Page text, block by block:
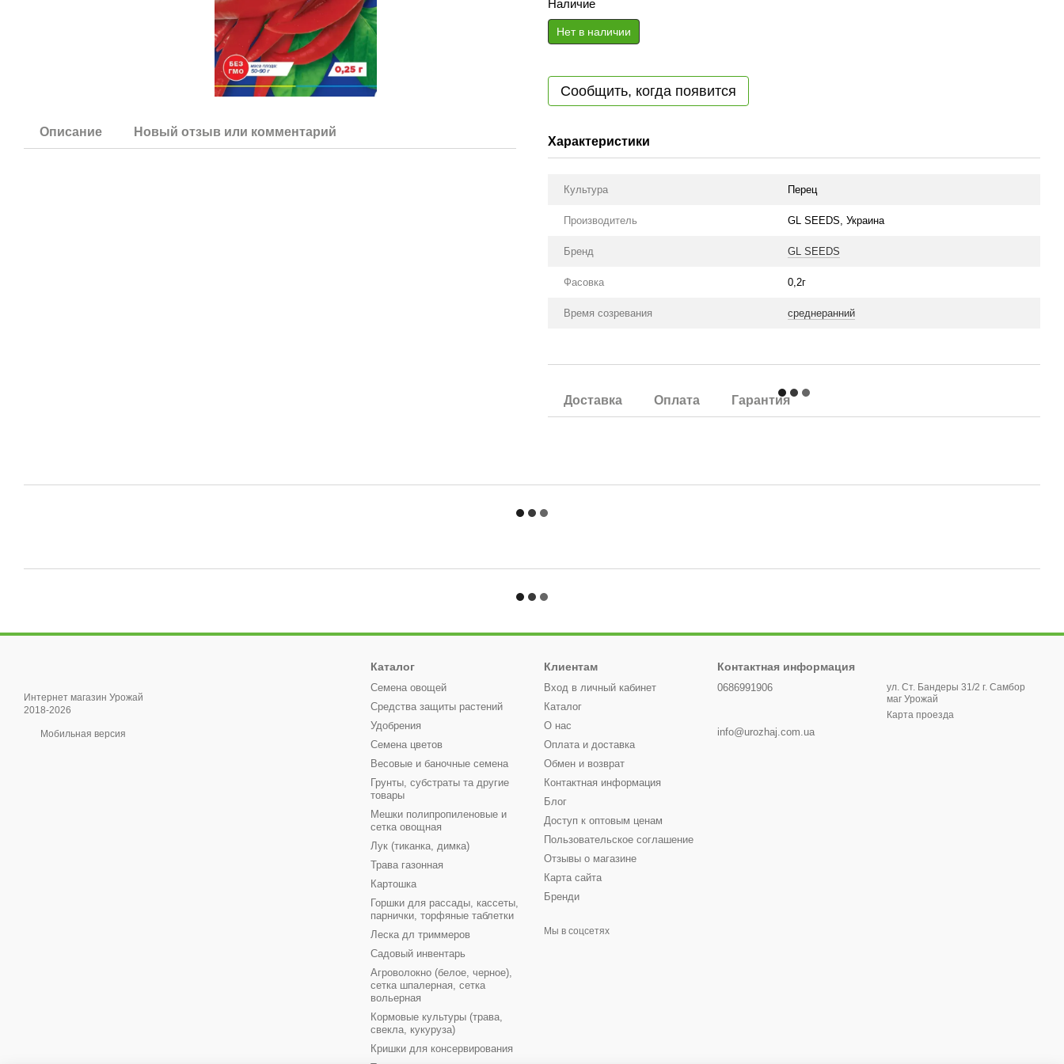
Описание Новый отзыв или комментарий
Наличие
Нет в наличии
Сообщить, когда появится
Характеристики
Культура Перец
Производитель GL SEEDS, Украина
Бренд GL SEEDS
Фасовка 0,2г
Время созревания среднеранний
Доставка Оплата Гарантия
Интернет магазин Урожай
2018-2026
Мобильная версия
Каталог
Семена овощей
Средства защиты растений
Удобрения
Семена цветов
Весовые и баночные семена
Грунты, субстраты та другие
товары
Мешки полипропиленовые и
сетка овощная
Лук (тиканка, димка)
Трава газонная
Картошка
Горшки для рассады, кассеты,
парнички, торфяные таблетки
Леска дл триммеров
Садовый инвентарь
Агроволокно (белое, черное),
сетка шпалерная, сетка
вольерная
Кормовые культуры (трава,
свекла, кукуруза)
Кришки для консервирования
Клиентам
Вход в личный кабинет
Каталог
О нас
Оплата и доставка
Обмен и возврат
Контактная информация
Блог
Доступ к оптовым ценам
Пользовательское соглашение
Отзывы о магазине
Карта сайта
Бренди
Мы в соцсетях
Контактная информация
0686991906
info@urozhaj.com.ua
ул. Ст. Бандеры 31/2 г. Самбор
маг Урожай
Карта проезда